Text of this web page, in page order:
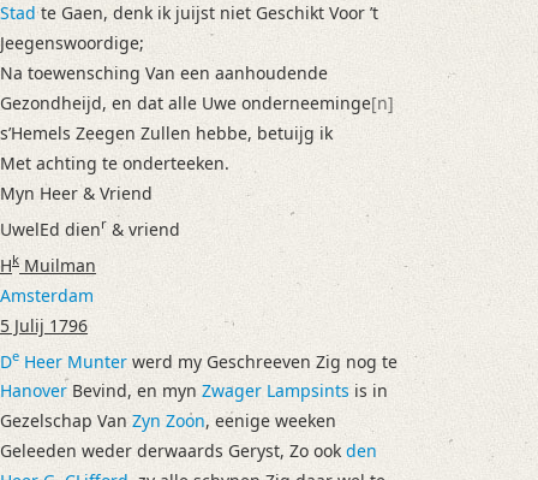
Stadte Gaen, denk ik juijst niet Geschikt Voor ’t
Jeegenswoordige;
Na toewensching Van een aanhoudende
Gezondheijd, en dat alle Uwe onderneeminge[n]
s’Hemels Zeegen Zullen hebbe, betuijg ik
Met achting te onderteeken.
Myn Heer & Vriend
UwelEd dienr & vriend
Hk Muilman
Amsterdam
5 Julij 1796
De Heer Munter werd my Geschreeven Zig nog te
Hanover Bevind, en myn Zwager Lampsints is in
Gezelschap Van Zyn Zoon, eenige weeken
Geleeden weder derwaards Geryst, Zo ook den